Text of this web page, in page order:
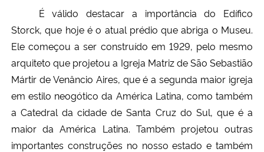
É válido destacar a importância do Edífico
Storck, que hoje é o atual prédio que abriga o Museu.
Ele começou a ser construído em 1929, pelo mesmo
arquiteto que projetou a Igreja Matriz de São Sebastião
Mártir de Venâncio Aires, que é a segunda maior igreja
em estilo neogótico da América Latina, como também
a Catedral da cidade de Santa Cruz do Sul, que é a
maior da América Latina. Também projetou outras
importantes construções no nosso estado e também